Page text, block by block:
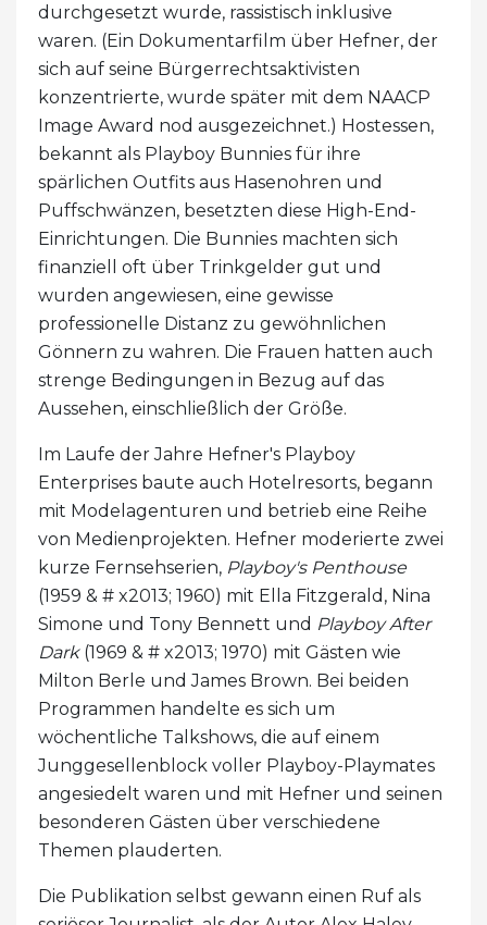
durchgesetzt wurde, rassistisch inklusive
waren. (Ein Dokumentarfilm über Hefner, der
sich auf seine Bürgerrechtsaktivisten
konzentrierte, wurde später mit dem NAACP
Image Award nod ausgezeichnet.) Hostessen,
bekannt als Playboy Bunnies für ihre
spärlichen Outfits aus Hasenohren und
Puffschwänzen, besetzten diese High-End-
Einrichtungen. Die Bunnies machten sich
finanziell oft über Trinkgelder gut und
wurden angewiesen, eine gewisse
professionelle Distanz zu gewöhnlichen
Gönnern zu wahren. Die Frauen hatten auch
strenge Bedingungen in Bezug auf das
Aussehen, einschließlich der Größe.
Im Laufe der Jahre Hefner's Playboy
Enterprises baute auch Hotelresorts, begann
mit Modelagenturen und betrieb eine Reihe
von Medienprojekten. Hefner moderierte zwei
kurze Fernsehserien, Playboy's Penthouse
(1959 & # x2013; 1960) mit Ella Fitzgerald, Nina
Simone und Tony Bennett und Playboy After
Dark(1969 & # x2013; 1970) mit Gästen wie
Milton Berle und James Brown. Bei beiden
Programmen handelte es sich um
wöchentliche Talkshows, die auf einem
Junggesellenblock voller Playboy-Playmates
angesiedelt waren und mit Hefner und seinen
besonderen Gästen über verschiedene
Themen plauderten.
Die Publikation selbst gewann einen Ruf als